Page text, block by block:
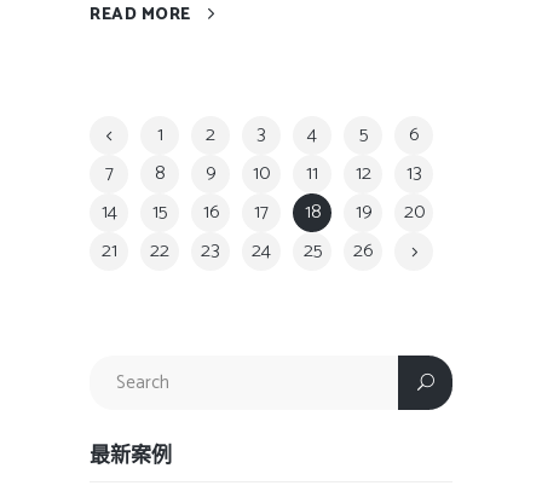
READ MORE
1 2 3 4 5
6
7
8 9 10 11 12
13
14
15 16 17 18 19
20
21
22 23 24 25 26
最新案例